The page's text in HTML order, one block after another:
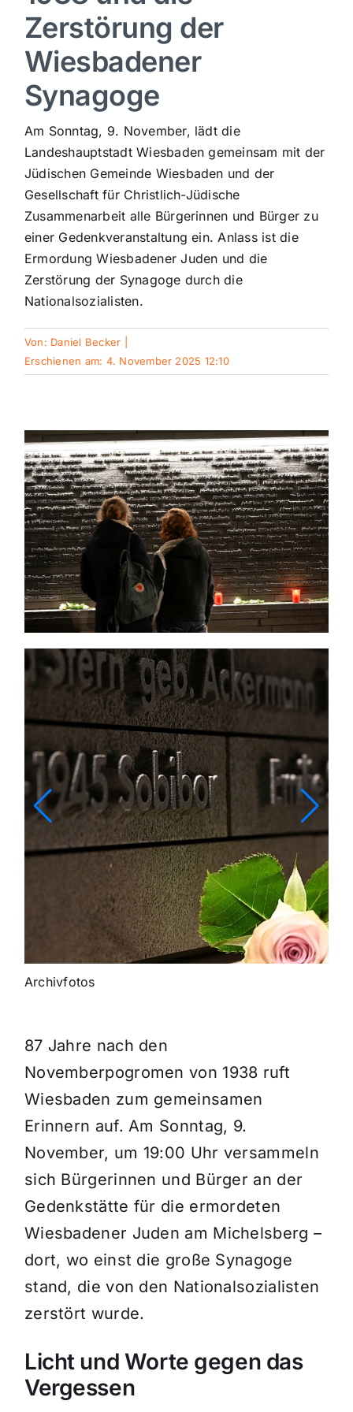
Sport
Panorama
Mein Stadtteil
Galerie
Verkehrsmeldungen
Polizeimeldungen
Gewinnspiele
Zerstörung der
Wiesbadener
Synagoge
Am Sonntag, 9. November, lädt die
Landeshauptstadt Wiesbaden gemeinsam mit der
Jüdischen Gemeinde Wiesbaden und der
Gesellschaft für Christlich-Jüdische
Zusammenarbeit alle Bürgerinnen und Bürger zu
einer Gedenkveranstaltung ein. Anlass ist die
Ermordung Wiesbadener Juden und die
Zerstörung der Synagoge durch die
Nationalsozialisten.
Von: Daniel Becker
Erschienen am: 4. November 2025 12:10
Archivfotos
87 Jahre nach den
Novemberpogromen von 1938 ruft
Wiesbaden zum gemeinsamen
Erinnern auf. Am Sonntag, 9.
November, um 19:00 Uhr versammeln
sich Bürgerinnen und Bürger an der
Gedenkstätte für die ermordeten
Wiesbadener Juden am Michelsberg –
dort, wo einst die große Synagoge
stand, die von den Nationalsozialisten
zerstört wurde.
Licht und Worte gegen das
Vergessen